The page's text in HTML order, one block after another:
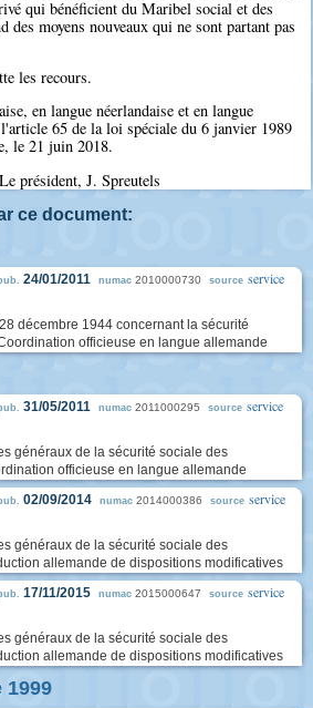
qui bénéficient du Maribel social et des
des moyens nouveaux qui ne sont partant pas
les recours.
en langue néerlandaise et en langue
65 de la loi spéciale du 6 janvier 1989
le 21 juin 2018.
président, J. Spreutels
ce document:
24/01/2011 numac 2010000730 source service
décembre 1944 concernant la sécurité
officieuse en langue allemande
31/05/2011 numac 2011000295 source service
généraux de la sécurité sociale des
officieuse en langue allemande
02/09/2014 numac 2014000386 source service
généraux de la sécurité sociale des
allemande de dispositions modificatives
17/11/2015 numac 2015000647 source service
généraux de la sécurité sociale des
allemande de dispositions modificatives
1999